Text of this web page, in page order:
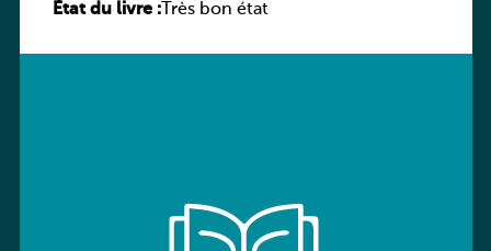
État du livre :Très bon état